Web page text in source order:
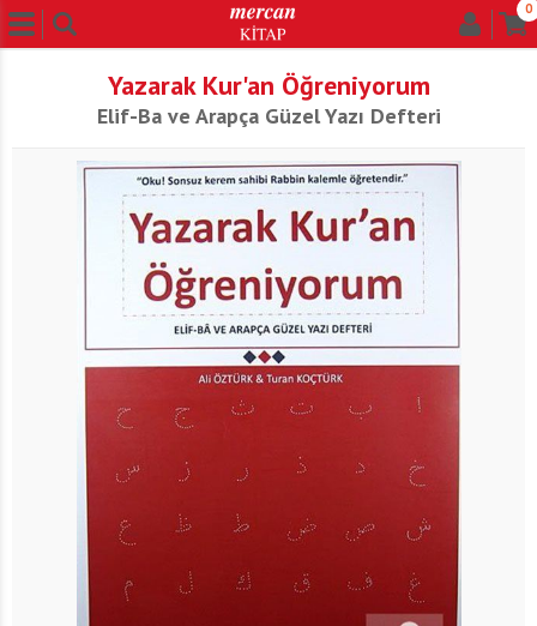
0
Yazarak Kur'an Öğreniyorum
Elif-Ba ve Arapça Güzel Yazı Defteri